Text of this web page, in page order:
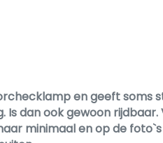
en geeft soms
dan ook gewoon
minimaal en op de